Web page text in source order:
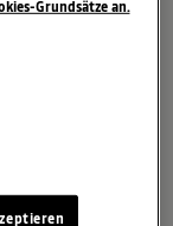
Grundsätze an.